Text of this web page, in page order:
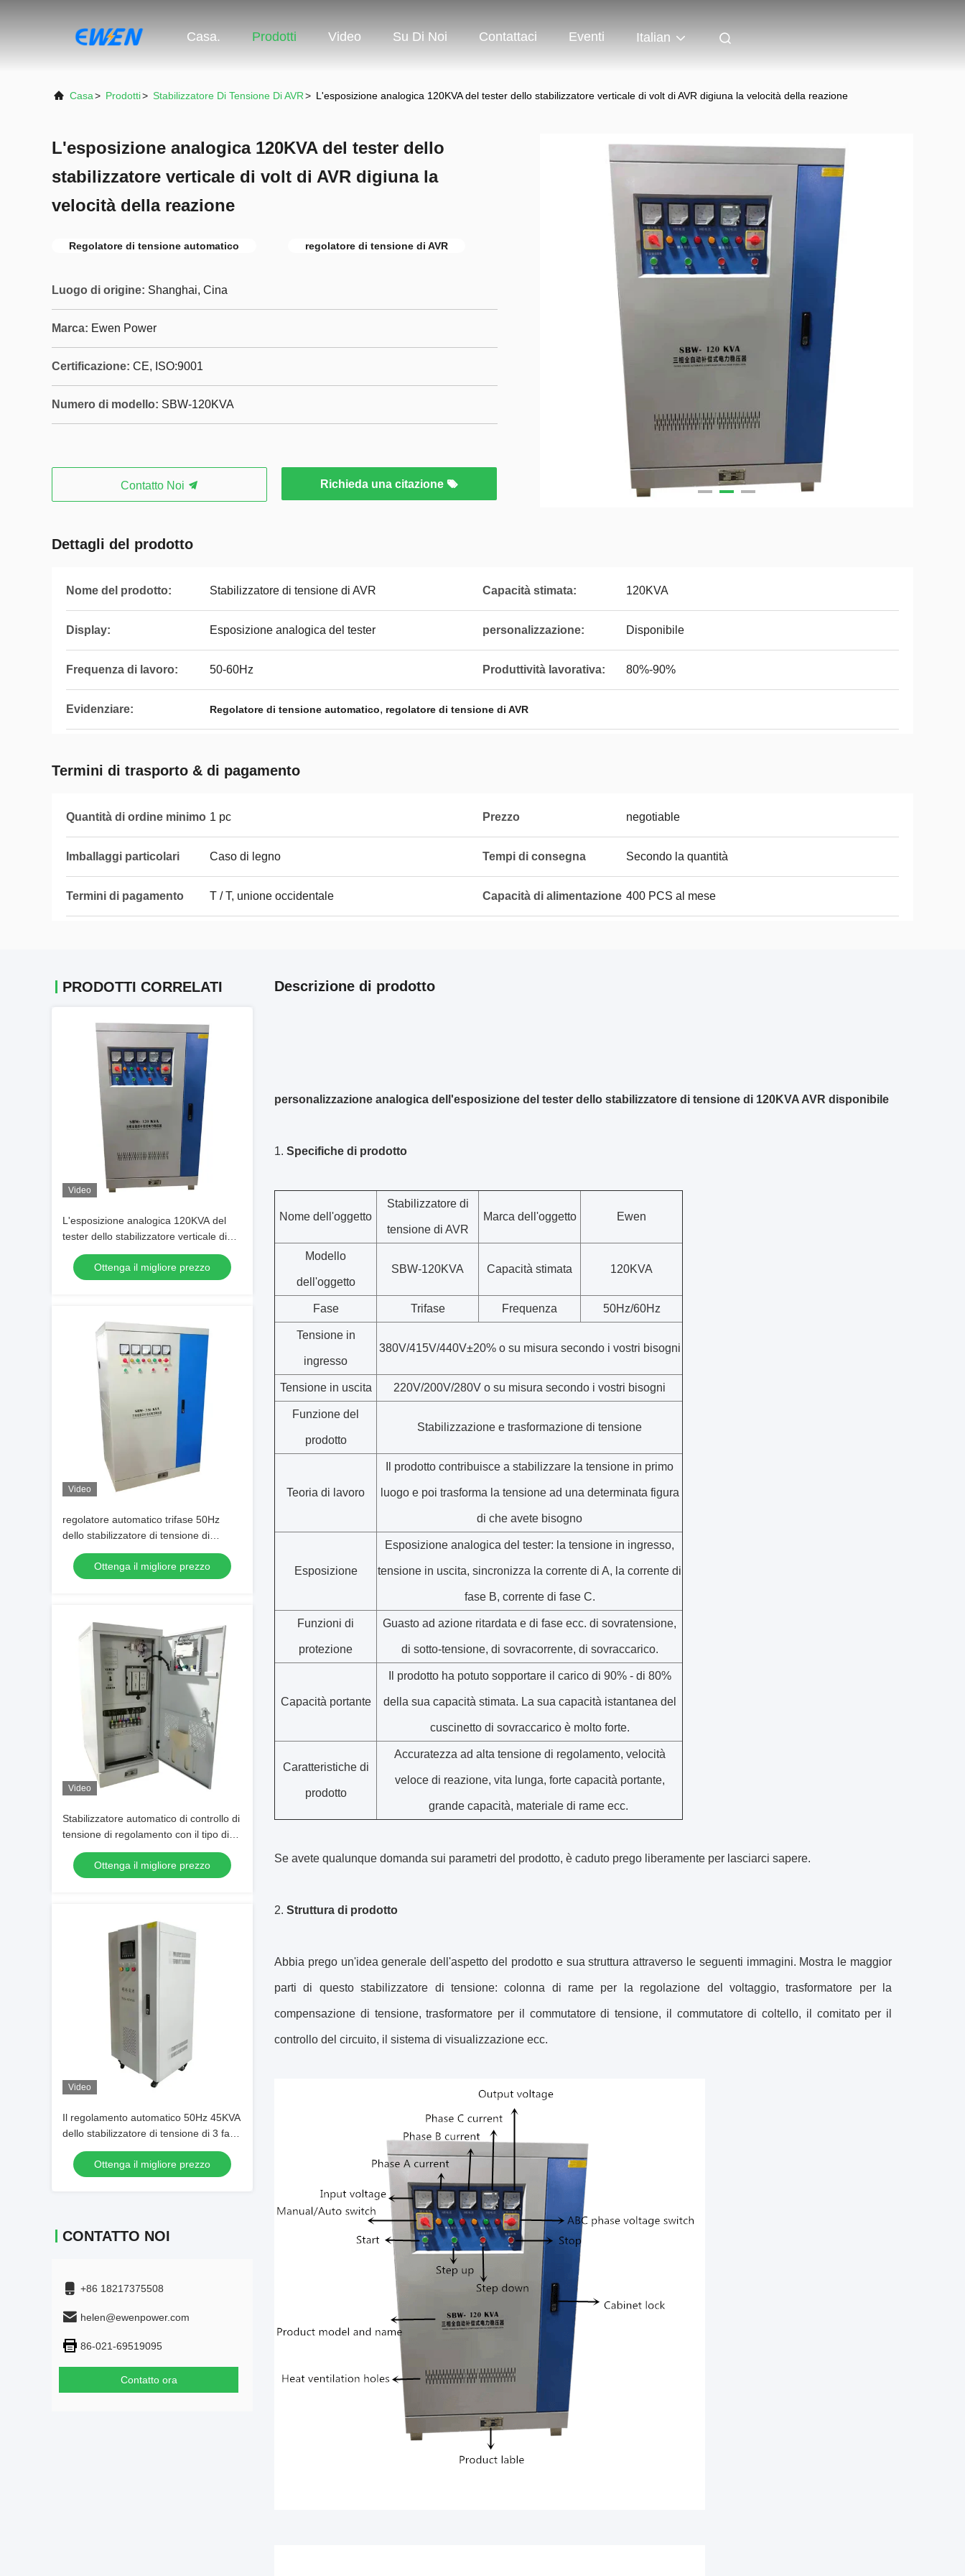
Casa. Prodotti Video Su Di Noi Contattaci Eventi Italian
Casa> Prodotti> Stabilizzatore Di Tensione Di AVR> L'esposizione analogica 120KVA del tester dello stabilizzatore verticale di volt di AVR digiuna la velocità della reazione
L'esposizione analogica 120KVA del tester dello
stabilizzatore verticale di volt di AVR digiuna la
velocità della reazione
Regolatore di tensione automatico regolatore di tensione di AVR
Luogo di origine: Shanghai, Cina
Marca: Ewen Power
Certificazione: CE, ISO:9001
Numero di modello: SBW-120KVA
Contatto Noi Richieda una citazione
Dettagli del prodotto
Nome del prodotto: Stabilizzatore di tensione di AVR Capacità stimata: 120KVA
Display: Esposizione analogica del tester personalizzazione: Disponibile
Frequenza di lavoro: 50-60Hz Produttività lavorativa: 80%-90%
Evidenziare: Regolatore di tensione automatico, regolatore di tensione di AVR
Termini di trasporto & di pagamento
Quantità di ordine minimo 1 pc Prezzo negotiable
Imballaggi particolari Caso di legno Tempi di consegna Secondo la quantità
Termini di pagamento T / T, unione occidentale Capacità di alimentazione 400 PCS al mese
PRODOTTI CORRELATI
Video
L'esposizione analogica 120KVA del
tester dello stabilizzatore verticale di
volt di AVR digiuna la velocità della
reazioneOttenga il migliore prezzo
Video
regolatore automatico trifase 50Hz
dello stabilizzatore di tensione di
350KVA 380V AVR
Ottenga il migliore prezzo
Video
Stabilizzatore automatico di controllo di
tensione di regolamento con il tipo di
rame della colonna SBW-50KVA
Ottenga il migliore prezzo
Video
Il regolamento automatico 50Hz 45KVA
dello stabilizzatore di tensione di 3 fasi
AVR ha valutato la capacità
Ottenga il migliore prezzo
CONTATTO NOI
+86 18217375508
helen@ewenpower.com
86-021-69519095
Contatto ora
Descrizione di prodotto
personalizzazione analogica dell'esposizione del tester dello stabilizzatore di tensione di 120KVA AVR disponibile
1. Specifiche di prodotto
Nome dell'oggetto
Stabilizzatore di
tensione di AVR
Marca dell'oggetto Ewen
Modello
dell'oggetto
SBW-120KVA Capacità stimata 120KVA
Fase Trifase Frequenza 50Hz/60Hz
Tensione in
ingresso
380V/415V/440V±20% o su misura secondo i vostri bisogni
Tensione in uscita 220V/200V/280V o su misura secondo i vostri bisogni
Funzione del
prodotto
Stabilizzazione e trasformazione di tensione
Teoria di lavoro
Il prodotto contribuisce a stabilizzare la tensione in primo
luogo e poi trasforma la tensione ad una determinata figura
di che avete bisogno
Esposizione
Esposizione analogica del tester: la tensione in ingresso,
tensione in uscita, sincronizza la corrente di A, la corrente di
fase B, corrente di fase C.
Funzioni di
protezione
Guasto ad azione ritardata e di fase ecc. di sovratensione,
di sotto-tensione, di sovracorrente, di sovraccarico.
Capacità portante
Il prodotto ha potuto sopportare il carico di 90% - di 80%
della sua capacità stimata. La sua capacità istantanea del
cuscinetto di sovraccarico è molto forte.
Caratteristiche di
prodotto
Accuratezza ad alta tensione di regolamento, velocità
veloce di reazione, vita lunga, forte capacità portante,
grande capacità, materiale di rame ecc.
Se avete qualunque domanda sui parametri del prodotto, è caduto prego liberamente per lasciarci sapere.
2. Struttura di prodotto
Abbia prego un'idea generale dell'aspetto del prodotto e sua struttura attraverso le seguenti immagini. Mostra le maggior
parti di questo stabilizzatore di tensione: colonna di rame per la regolazione del voltaggio, trasformatore per la
compensazione di tensione, trasformatore per il commutatore di tensione, il commutatore di coltello, il comitato per il
controllo del circuito, il sistema di visualizzazione ecc.